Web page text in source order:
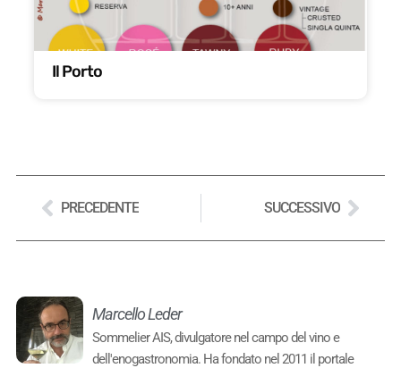
Il Porto
PRECEDENTE SUCCESSIVO
Marcello Leder
Sommelier AIS, divulgatore nel campo del vino e
dell'enogastronomia. Ha fondato nel 2011 il portale